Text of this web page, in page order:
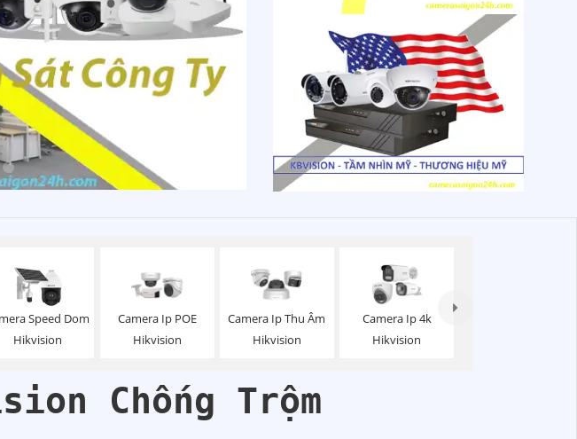
Speed Dom
Hikvision
Camera Ip POE
Hikvision
Camera Ip Thu Âm
Hikvision
Camera Ip 4k
Hikvision
Chống Trộm